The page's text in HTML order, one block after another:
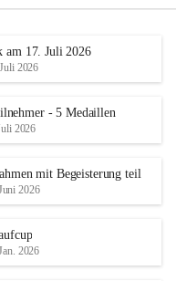
am 17. Juli 2026
2026
- 5 Medaillen
2026
mit Begeisterung teil
2026
2026